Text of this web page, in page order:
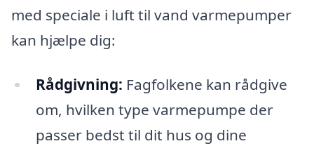
med speciale i luft til vand varmepumper
kan hjælpe dig:
Rådgivning: Fagfolkene kan rådgive
om, hvilken type varmepumpe der
passer bedst til dit hus og dine